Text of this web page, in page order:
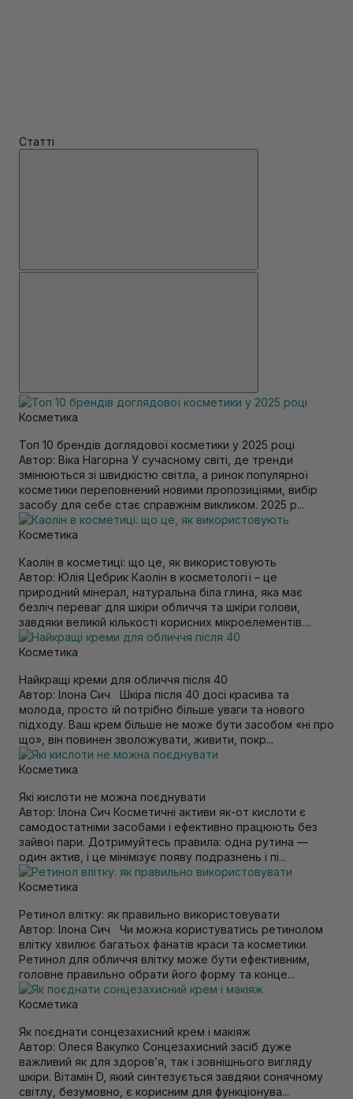
Статті
Косметика
Топ 10 брендів доглядової косметики у 2025 році
Автор: Віка Нагорна У сучасному світі, де тренди
змінюються зі швидкістю світла, а ринок популярної
косметики переповнений новими пропозиціями, вибір
засобу для себе стає справжнім викликом. 2025 р...
Косметика
Каолін в косметиці: що це, як використовують
Автор: Юлія Цебрик Каолін в косметології – це
природний мінерал, натуральна біла глина, яка має
безліч переваг для шкіри обличчя та шкіри голови,
завдяки великій кількості корисних мікроелементів....
Косметика
Найкращі креми для обличчя після 40
Автор: Ілона Сич Шкіра після 40 досі красива та
молода, просто їй потрібно більше уваги та нового
підходу. Ваш крем більше не може бути засобом «ні про
що», він повинен зволожувати, живити, покр...
Косметика
Які кислоти не можна поєднувати
Автор: Ілона Сич Косметичні активи як-от кислоти є
самодостатніми засобами і ефективно працюють без
зайвої пари. Дотримуйтесь правила: одна рутина —
один актив, і це мінімізує появу подразнень і пі...
Косметика
Ретинол влітку: як правильно використовувати
Автор: Ілона Сич Чи можна користуватись ретинолом
влітку хвилює багатьох фанатів краси та косметики.
Ретинол для обличчя влітку може бути ефективним,
головне правильно обрати його форму та конце...
Косметика
Як поєднати сонцезахисний крем і макіяж
Автор: Олеся Вакулко Сонцезахисний засіб дуже
важливий як для здоров’я, так і зовнішнього вигляду
шкіри. Вітамін D, який синтезується завдяки сонячному
світлу, безумовно, є корисним для функціонува...